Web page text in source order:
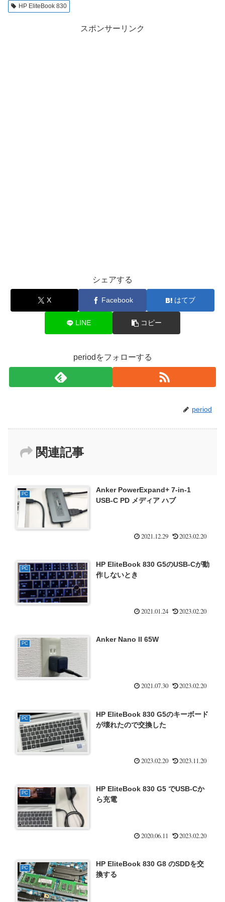
HP EliteBook 830
スポンサーリンク
シェアする
X Facebook はてブ
LINE コピー
periodをフォローする
period
関連記事
PC
Anker PowerExpand+ 7-in-1
USB-C PD メディア ハブ
2021.12.29 2023.02.20
PC
HP EliteBook 830 G5のUSB-Cが動
作しないとき
2021.01.24 2023.02.20
PC Anker Nano II 65W
2021.07.30 2023.02.20
PC
HP EliteBook 830 G5のキーボード
が壊れたので交換した
2023.02.20 2023.11.20
PC
HP EliteBook 830 G5 でUSB-Cか
ら充電
2020.06.11 2023.02.20
PC
HP EliteBook 830 G8 のSDDを交
換する